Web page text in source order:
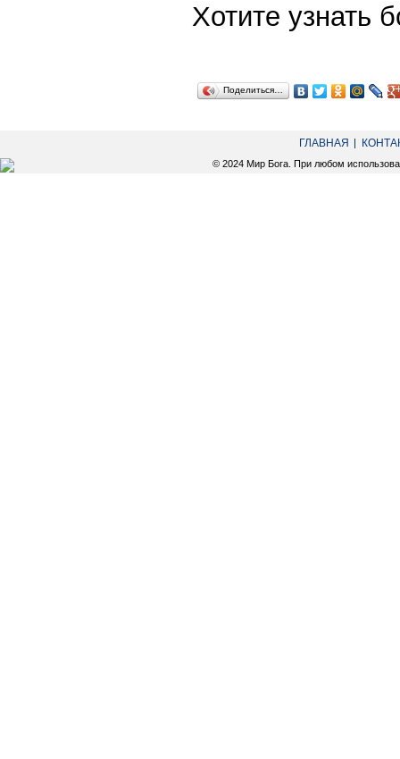
Хотите
Поделиться…
ГЛАВНАЯ
© 2024 Мир Бога. При любом